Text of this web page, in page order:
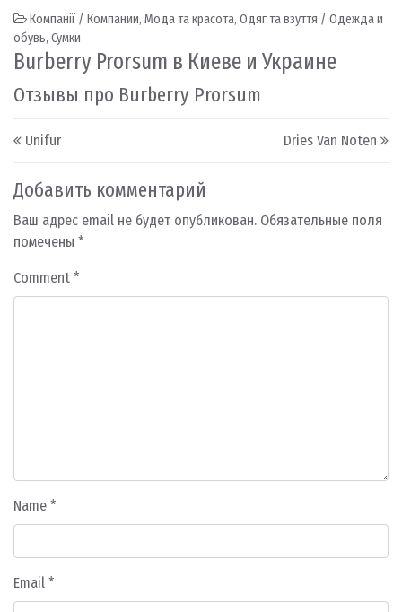
Компанії / Компании, Мода та красота, Одяг та взуття / Одежда и
обувь, Сумки
Burberry Prorsum в Киеве и Украине
Отзывы про Burberry Prorsum
Post navigation
Unifur Dries Van Noten
Добавить комментарий
Ваш адрес email не будет опубликован. Обязательные поля
помечены *
Comment *
Name *
Email *